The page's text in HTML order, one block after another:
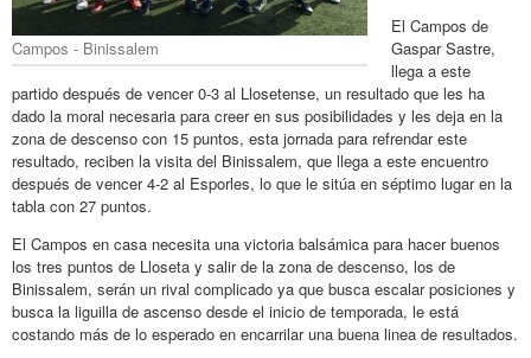
Campos - Binissalem
El Campos de
Gaspar Sastre,
llega a este
partido después de vencer 0-3 al Llosetense, un resultado que les ha
dado la moral necesaria para creer en sus posibilidades y les deja en la
zona de descenso con 15 puntos, esta jornada para refrendar este
resultado, reciben la visita del Binissalem, que llega a este encuentro
después de vencer 4-2 al Esporles, lo que le sitúa en séptimo lugar en la
tabla con 27 puntos.
El Campos en casa necesita una victoria balsámica para hacer buenos
los tres puntos de Lloseta y salir de la zona de descenso, los de
Binissalem, serán un rival complicado ya que busca escalar posiciones y
busca la liguilla de ascenso desde el inicio de temporada, le está
costando más de lo esperado en encarrilar una buena linea de resultados.